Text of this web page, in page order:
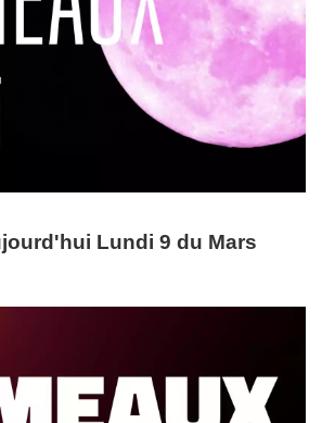
Lundi 9 du Mars